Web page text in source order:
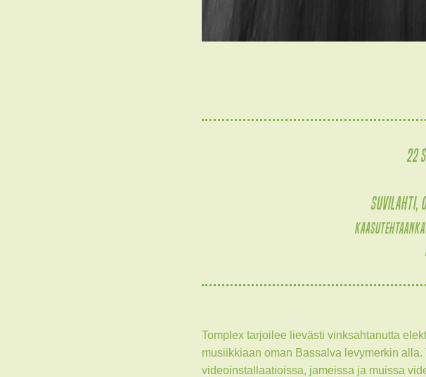
22
Suvilahti,
Tomplex tarjoilee lievästi vinksahtanutta
musiikkiaan oman Bassalva levymerkin
videoinstallaatioissa, jameissa ja muissa